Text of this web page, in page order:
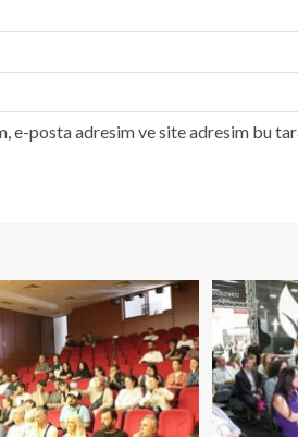
e-posta adresim ve site adresim bu